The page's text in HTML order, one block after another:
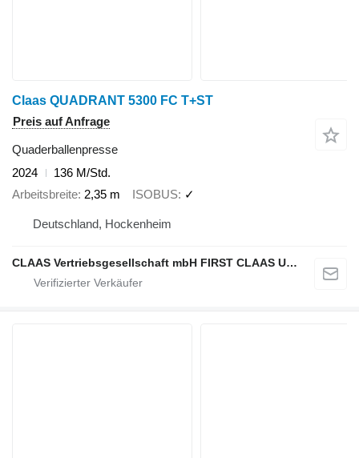
Claas QUADRANT 5300 FC T+ST
Preis auf Anfrage
Quaderballenpresse
2024
136 M/Std.
Arbeitsbreite 2,35 m ISOBUS ✓
Deutschland, Hockenheim
CLAAS Vertriebsgesellschaft mbH FIRST CLAAS USED Center